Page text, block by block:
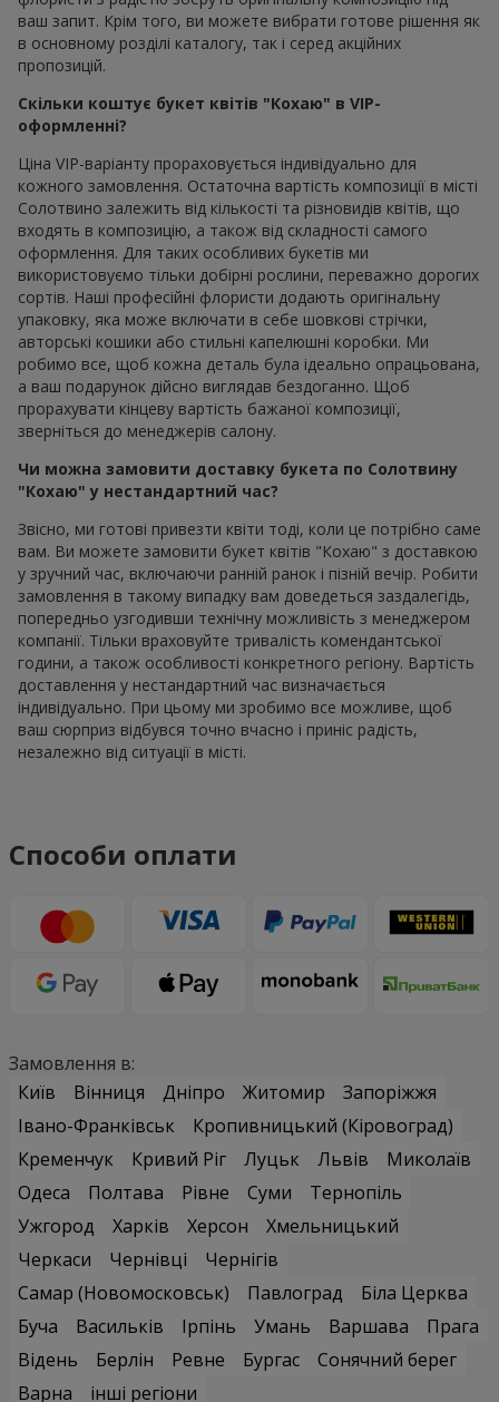
І, звісно, 2026 рік — це час сміливих кольорів. Окрім
традиційних червоного й рожевого, в букет квітів "Кохаю"
все частіше додаються поєднання насиченого
помаранчевого, глибокого фіолетового та пастельного
блакитного.
Водночас класика не здає позицій. Червоні троянди з
посланням, як вишуканий букет квітів "Кохаю" залишаються
символом сильних почуттів, особливо в ексклюзивному VIP-
оформленні. Завітайте у розділХіти продажів, щоб знайти
необхідний варіант
Індивідуальне замовлення
квітів "кохаю" з листівкою
Особисте послання робить букет квітів "Кохаю" живим.
Листівка з кількома словами перетворює квітковий презент
на справжній подарунок коханій людині. Навіть коротке "Я
кохаю тебе" підсилює емоцію і залишає спогад.
Індивідуальне замовлення дозволяє створити композицію
для особливих моментів. Такий букет квітів "Кохаю" від
конкретну людину. Улюблені рослини, поєднання форми та
декор зробить подарунок особливо емоційним і справить
неймовірні враження.
Композиція квітів "Кохаю" в м.
Солотвино — романтика в кожному
елементі
Букет квітів "Кохаю" передає ніжні нотки романтики. Кожна
квітка, кожен елемент декору додає особливості і
забарвлення і яскравих акцентів.
"Кохаю" вартістю до 700 грн 700-1000 грн 1000-1500 грн;
понад 1500 грн
, залежно від вашого бюджету та
Композиція квітів "Кохаю" у
Букет квітів "Кохаю" оформлений у коробках абокошиках
потребують вази для зберігання та довше тримають
форму. Поєднання естетики і практичності — ось за що так
Як створюються авторські
композиції квітів "Кохаю"
оригінальний букет квітів "Кохаю", флорист працює не лише
з квітами, а з емоцією. Це дозволяє не тільки сформувати